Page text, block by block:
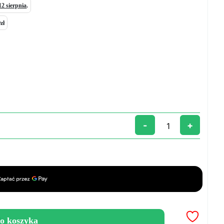
sierpnia.
- +
koszyka